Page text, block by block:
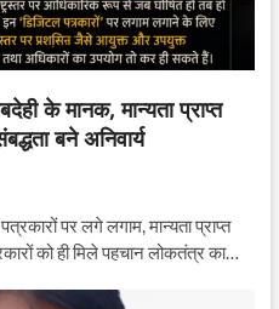
के मानक, मान्यता प्राप्त
बने अनिवार्य
पर लगे लगाम, मान्यता प्राप्त
को ही मिले पहचान लोकतंत्र का…